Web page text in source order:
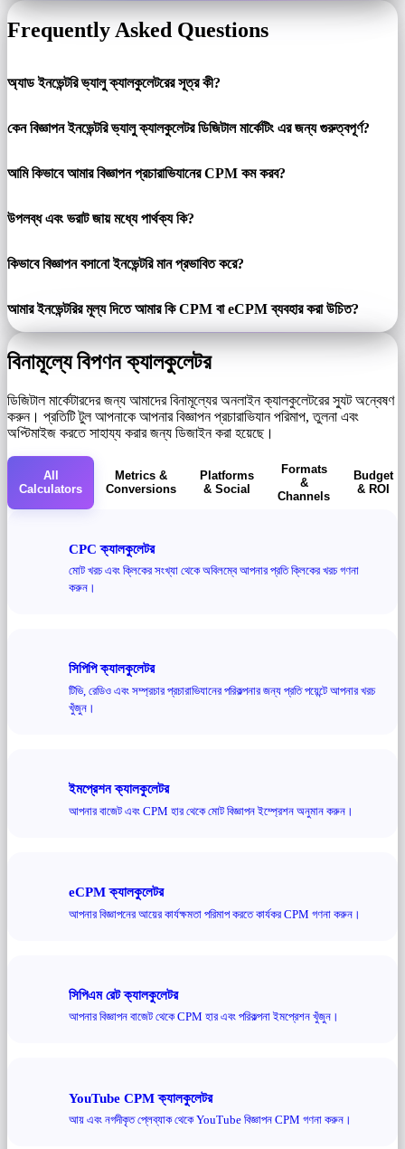
Frequently Asked Questions
অ্যাড ইনভেন্টরি ভ্যালু ক্যালকুলেটরের সূত্র কী?
কেন বিজ্ঞাপন ইনভেন্টরি ভ্যালু ক্যালকুলেটর ডিজিটাল মার্কেটিং এর জন্য গুরুত্বপূর্ণ?
আমি কিভাবে আমার বিজ্ঞাপন প্রচারাভিযানের CPM কম করব?
উপলব্ধ এবং ভরাট জায় মধ্যে পার্থক্য কি?
কিভাবে বিজ্ঞাপন বসানো ইনভেন্টরি মান প্রভাবিত করে?
আমার ইনভেন্টরির মূল্য দিতে আমার কি CPM বা eCPM ব্যবহার করা উচিত?
বিনামূল্যে বিপণন ক্যালকুলেটর
ডিজিটাল মার্কেটারদের জন্য আমাদের বিনামূল্যের অনলাইন ক্যালকুলেটরের স্যুট অন্বেষণ
করুন। প্রতিটি টুল আপনাকে আপনার বিজ্ঞাপন প্রচারাভিযান পরিমাপ, তুলনা এবং
অপ্টিমাইজ করতে সাহায্য করার জন্য ডিজাইন করা হয়েছে।
All
Calculators
Metrics &
Conversions
Platforms
& Social
Formats
&
Channels
Budget
& ROI
CPC ক্যালকুলেটর
মোট খরচ এবং ক্লিকের সংখ্যা থেকে অবিলম্বে আপনার প্রতি ক্লিকের খরচ গণনা
করুন।
সিপিপি ক্যালকুলেটর
টিভি, রেডিও এবং সম্প্রচার প্রচারাভিযানের পরিকল্পনার জন্য প্রতি পয়েন্টে আপনার খরচ
খুঁজুন।
ইমপ্রেশন ক্যালকুলেটর
আপনার বাজেট এবং CPM হার থেকে মোট বিজ্ঞাপন ইম্প্রেশন অনুমান করুন।
eCPM ক্যালকুলেটর
আপনার বিজ্ঞাপনের আয়ের কার্যক্ষমতা পরিমাপ করতে কার্যকর CPM গণনা করুন।
সিপিএম রেট ক্যালকুলেটর
আপনার বিজ্ঞাপন বাজেট থেকে CPM হার এবং পরিকল্পনা ইমপ্রেশন খুঁজুন।
YouTube CPM ক্যালকুলেটর
আয় এবং নগদীকৃত প্লেব্যাক থেকে YouTube বিজ্ঞাপন CPM গণনা করুন।